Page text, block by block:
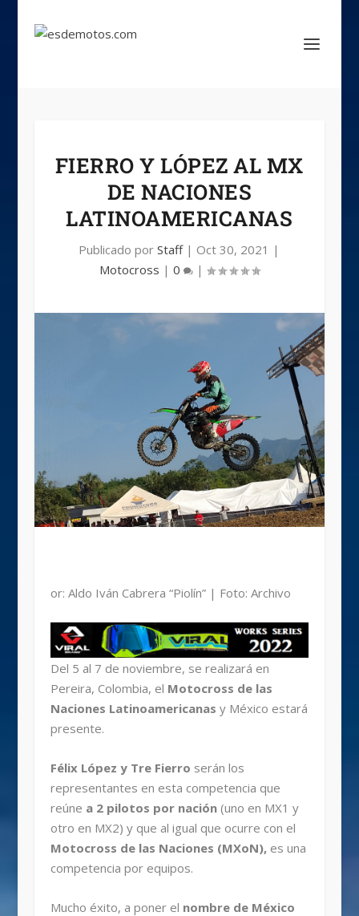
FIERRO Y LÓPEZ AL MX
DE NACIONES
LATINOAMERICANAS
Publicado porStaff| Oct 30, 2021 |
Motocross | 0 |
or: Aldo Iván Cabrera “Piolín” | Foto: Archivo
Del 5 al 7 de noviembre, se realizará en
Pereira, Colombia, el Motocross de las
Naciones Latinoamericanas y México estará
presente.
Félix López y Tre Fierro serán los
representantes en esta competencia que
reúne a 2 pilotos por nación (uno en MX1 y
otro en MX2) y que al igual que ocurre con el
Motocross de las Naciones (MXoN), es una
competencia por equipos.
Mucho éxito, a poner el nombre de México